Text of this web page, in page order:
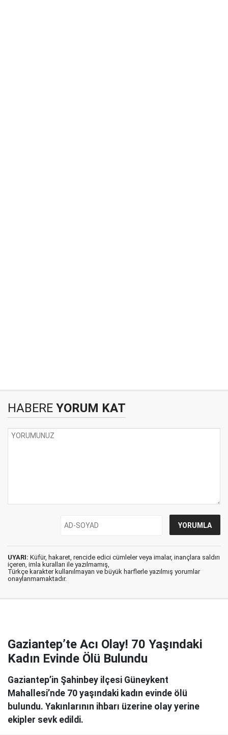
HABERE YORUM KAT
UYARI: Küfür, hakaret, rencide edici cümleler veya imalar, inançlara saldırı
içeren, imla kuralları ile yazılmamış,
Türkçe karakter kullanılmayan ve büyük harflerle yazılmış yorumlar
onaylanmamaktadır.
Gaziantep’te Acı Olay! 70 Yaşındaki
Kadın Evinde Ölü Bulundu
Gaziantep’in Şahinbey ilçesi Güneykent
Mahallesi’nde 70 yaşındaki kadın evinde ölü
bulundu. Yakınlarının ihbarı üzerine olay yerine
ekipler sevk edildi.